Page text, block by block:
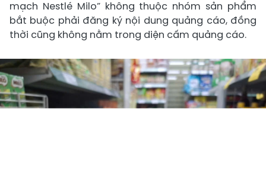
mạch Nestlé Milo” không thuộc nhóm sản phẩm
bắt buộc phải đăng ký nội dung quảng cáo, đồng
thời cũng không nằm trong diện cấm quảng cáo.